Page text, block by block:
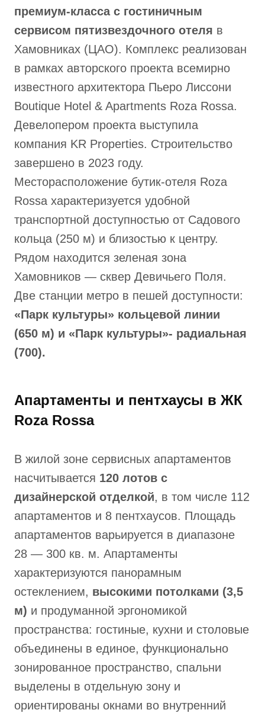
премиум-класса с гостиничным
сервисом пятизвездочного отеля в
Хамовниках (ЦАО). Комплекс реализован
в рамках авторского проекта всемирно
известного архитектора Пьеро Лиссони
Boutique Hotel & Apartments Roza Rossa.
Девелопером проекта выступила
компания KR Properties. Строительство
завершено в 2023 году.
Месторасположение бутик-отеля Roza
Rossa характеризуется удобной
транспортной доступностью от Садового
кольца (250 м) и близостью к центру.
Рядом находится зеленая зона
Хамовников — сквер Девичьего Поля.
Две станции метро в пешей доступности:
«Парк культуры» кольцевой линии
(650 м) и «Парк культуры»- радиальная
(700).
Апартаменты и пентхаусы в ЖК
Roza Rossa
В жилой зоне сервисных апартаментов
насчитывается 120 лотов с
дизайнерской отделкой, в том числе 112
апартаментов и 8 пентхаусов. Площадь
апартаментов варьируется в диапазоне
28 — 300 кв. м. Апартаменты
характеризуются панорамным
остеклением, высокими потолками (3,5
м) и продуманной эргономикой
пространства: гостиные, кухни и столовые
объединены в единое, функционально
зонированное пространство, спальни
выделены в отдельную зону и
ориентированы окнами во внутренний